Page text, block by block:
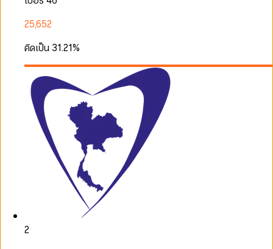
25,652
คิดเป็น 31.21%
2